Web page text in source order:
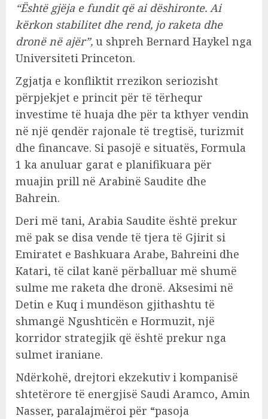
“Është gjëja e fundit që ai dëshironte. Ai
kërkon stabilitet dhe rend, jo raketa dhe
dronë në ajër”, u shpreh Bernard Haykel nga
Universiteti Princeton.
Zgjatja e konfliktit rrezikon seriozisht
përpjekjet e princit për të tërhequr
investime të huaja dhe për ta kthyer vendin
në një qendër rajonale të tregtisë, turizmit
dhe financave. Si pasojë e situatës, Formula
1 ka anuluar garat e planifikuara për
muajin prill në Arabinë Saudite dhe
Bahrein.
Deri më tani, Arabia Saudite është prekur
më pak se disa vende të tjera të Gjirit si
Emiratet e Bashkuara Arabe, Bahreini dhe
Katari, të cilat kanë përballuar më shumë
sulme me raketa dhe dronë. Aksesimi në
Detin e Kuq i mundëson gjithashtu të
shmangë Ngushticën e Hormuzit, një
korridor strategjik që është prekur nga
sulmet iraniane.
Ndërkohë, drejtori ekzekutiv i kompanisë
shtetërore të energjisë Saudi Aramco, Amin
Nasser, paralajmëroi për “pasoja